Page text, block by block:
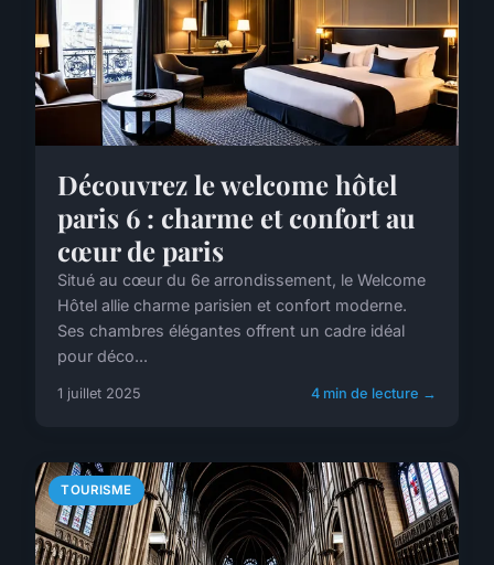
Découvrez le welcome hôtel
paris 6 : charme et confort au
cœur de paris
Situé au cœur du 6e arrondissement, le Welcome
Hôtel allie charme parisien et confort moderne.
Ses chambres élégantes offrent un cadre idéal
pour déco...
1 juillet 2025 4 min de lecture →
TOURISME